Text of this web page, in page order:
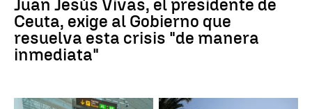
Juan Jesús Vivas, el presidente de
Ceuta, exige al Gobierno que
resuelva esta crisis "de manera
inmediata"